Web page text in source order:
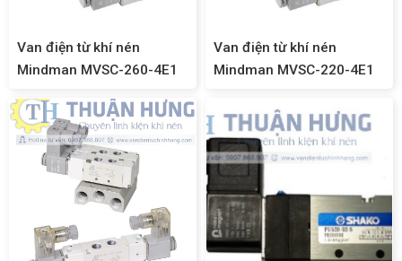
Van điện từ khí nén
Mindman MVSC-260-4E1
1/4)
Van điện từ khí nén
Mindman MVSC-220-4E1
1/8)